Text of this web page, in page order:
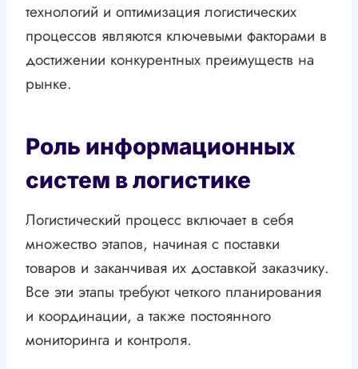
технологий и оптимизация логистических
процессов являются ключевыми факторами в
достижении конкурентных преимуществ на
рынке.
Роль информационных
систем в логистике
Логистический процесс включает в себя
множество этапов, начиная с поставки
товаров и заканчивая их доставкой заказчику.
Все эти этапы требуют четкого планирования
и координации, а также постоянного
мониторинга и контроля.